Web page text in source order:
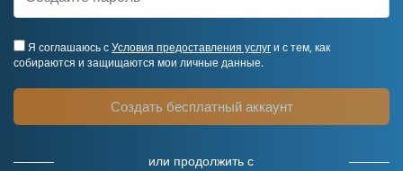
Я соглашаюсь сУсловия предоставления услуги с тем, как
собираются и защищаются мои личные данные.
Создать бесплатный аккаунт
или продолжить с